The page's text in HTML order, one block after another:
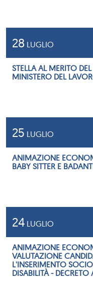
28 LUGLIO
STELLA AL MERITO
MINISTERO DEL
25 LUGLIO
ANIMAZIONE
BABY SITTER E
24 LUGLIO
ANIMAZIONE
VALUTAZIONE
L'INSERIMENTO
DISABILITÀ -